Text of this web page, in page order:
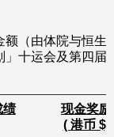
额（由体院与恒生
」十运会及第四届
绩
现金奖励
( 港币 $)